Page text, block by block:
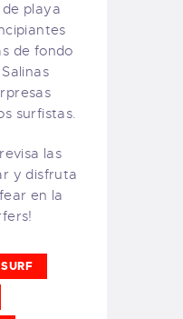
de playa
de fondo
surfistas.
las
y disfruta
en la